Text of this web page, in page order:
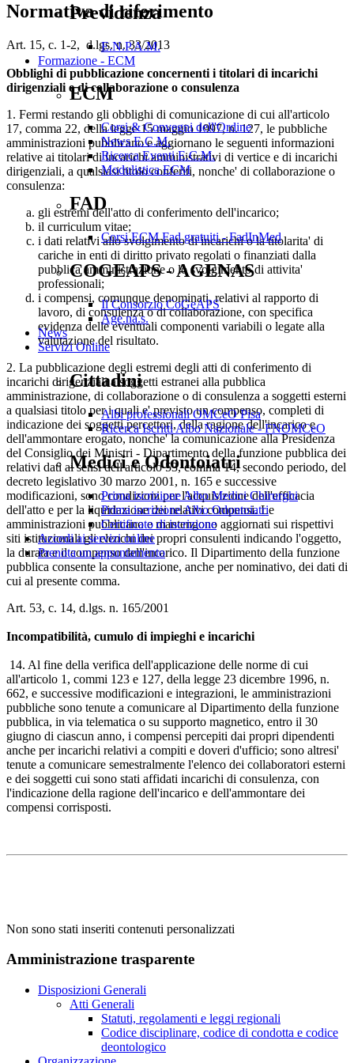
Previdenza
E.N.P.A.M.
Formazione - ECM
ECM
Corsi & Convegni dell'Ordine
News E.C.M.
Ricerca Eventi E.C.M.
Modulistica ECM
FAD
Corsi ECM Fad gratuiti - FadInMed
COGEAPS - AGENAS
Il Consorzio CoGeAPS
Age.na.s.
News
Servizi Online
Cittadini
Albi professionali OMCeO Pisa
Ricerca Iscritti Albo Nazionale - FNOMCeO
Medici e Odontoiatri
Prima iscrizione Albo Medici Chirurghi
Prima iscrizione Albo Odontoiatri
Certificato di iscrizione
Accedi ai servizi online
Prenota un appuntamento
Normativa di riferimento
Art. 15, c. 1-2, d.lgs. n. 33/2013
Obblighi di pubblicazione concernenti i titolari di incarichi
dirigenziali e di collaborazione o consulenza
1. Fermi restando gli obblighi di comunicazione di cui all'articolo
17, comma 22, della legge 15 maggio 1997, n. 127, le pubbliche
amministrazioni pubblicano e aggiornano le seguenti informazioni
relative ai titolari di incarichi amministrativi di vertice e di incarichi
dirigenziali, a qualsiasi titolo conferiti, nonche' di collaborazione o
consulenza:
gli estremi dell'atto di conferimento dell'incarico;
il curriculum vitae;
i dati relativi allo svolgimento di incarichi o la titolarita' di
cariche in enti di diritto privato regolati o finanziati dalla
pubblica amministrazione o lo svolgimento di attivita'
professionali;
i compensi, comunque denominati, relativi al rapporto di
lavoro, di consulenza o di collaborazione, con specifica
evidenza delle eventuali componenti variabili o legate alla
valutazione del risultato.
2. La pubblicazione degli estremi degli atti di conferimento di
incarichi dirigenziali a soggetti estranei alla pubblica
amministrazione, di collaborazione o di consulenza a soggetti esterni
a qualsiasi titolo per i quali e' previsto un compenso, completi di
indicazione dei soggetti percettori, della ragione dell'incarico e
dell'ammontare erogato, nonche' la comunicazione alla Presidenza
del Consiglio dei Ministri - Dipartimento della funzione pubblica dei
relativi dati ai sensi dell'articolo 53, comma 14, secondo periodo, del
decreto legislativo 30 marzo 2001, n. 165 e successive
modificazioni, sono condizioni per l'acquisizione dell'efficacia
dell'atto e per la liquidazione dei relativi compensi. Le
amministrazioni pubblicano e mantengono aggiornati sui rispettivi
siti istituzionali gli elenchi dei propri consulenti indicando l'oggetto,
la durata e il compenso dell'incarico. Il Dipartimento della funzione
pubblica consente la consultazione, anche per nominativo, dei dati di
cui al presente comma.
Art. 53, c. 14, d.lgs. n. 165/2001
Incompatibilità, cumulo di impieghi e incarichi
14. Al fine della verifica dell'applicazione delle norme di cui
all'articolo 1, commi 123 e 127, della legge 23 dicembre 1996, n.
662, e successive modificazioni e integrazioni, le amministrazioni
pubbliche sono tenute a comunicare al Dipartimento della funzione
pubblica, in via telematica o su supporto magnetico, entro il 30
giugno di ciascun anno, i compensi percepiti dai propri dipendenti
anche per incarichi relativi a compiti e doveri d'ufficio; sono altresi'
tenute a comunicare semestralmente l'elenco dei collaboratori esterni
e dei soggetti cui sono stati affidati incarichi di consulenza, con
l'indicazione della ragione dell'incarico e dell'ammontare dei
compensi corrisposti.
Non sono stati inseriti contenuti personalizzati
Amministrazione trasparente
Disposizioni Generali
Atti Generali
Statuti, regolamenti e leggi regionali
Codice disciplinare, codice di condotta e codice
deontologico